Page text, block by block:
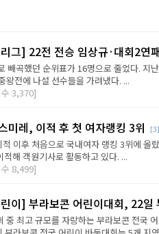
그] 22전 전승 임상규·대회2연
빼곡했던 순위표가 16명으로 줄었다. 지
왕전에 나설 선수들을 가려냈다. ...
3,370]
미레, 이적 후 첫 여자랭킹 3위 [3]
이후 처음으로 국내여자 랭킹 3위에 올
적해 객원기사로 활동하고 있다. ...
8,499]
이] 부라보콘 어린이대회, 22일
중 최고 규모를 자랑하는 부라보콘 전국